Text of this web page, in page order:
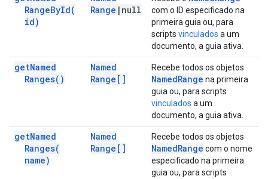
RangeById(
id)
Range | null
com o ID especificado na
primeira guia ou, para
scripts vinculados a um
documento, a guia ativa.
getNamed
Ranges( )
Named
Range[]
Recebe todos os objetos
NamedRange na primeira
guia ou, para scripts
vinculados a um
documento, a guia ativa.
getNamed
Ranges(
name)
Named
Range[]
Recebe todos os objetos
NamedRange com o nome
especificado na primeira
guia ou, para scripts